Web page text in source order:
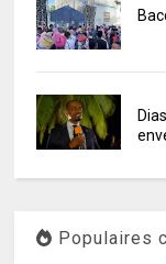
Populaires